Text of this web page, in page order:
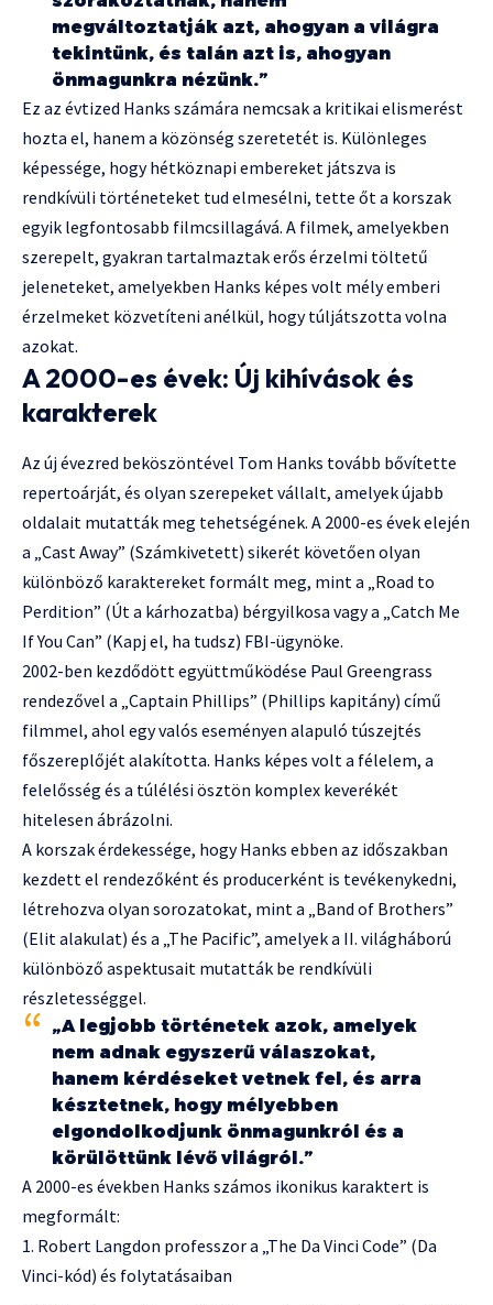
megváltoztatják azt, ahogyan a világra
tekintünk, és talán azt is, ahogyan
önmagunkra nézünk.”
Ez az évtized Hanks számára nemcsak a kritikai elismerést
hozta el, hanem a közönség szeretetét is. Különleges
képessége, hogy hétköznapi embereket játszva is
rendkívüli történeteket tud elmesélni, tette őt a korszak
egyik legfontosabb filmcsillagává. A filmek, amelyekben
szerepelt, gyakran tartalmaztak erős érzelmi töltetű
jeleneteket, amelyekben Hanks képes volt mély emberi
érzelmeket közvetíteni anélkül, hogy túljátszotta volna
azokat.
A 2000-es évek: Új kihívások és
karakterek
Az új évezred beköszöntével Tom Hanks tovább bővítette
repertoárját, és olyan szerepeket vállalt, amelyek újabb
oldalait mutatták meg tehetségének. A 2000-es évek elején
a „Cast Away” (Számkivetett) sikerét követően olyan
különböző karaktereket formált meg, mint a „Road to
Perdition” (Út a kárhozatba) bérgyilkosa vagy a „Catch Me
If You Can” (Kapj el, ha tudsz) FBI-ügynöke.
2002-ben kezdődött együttműködése Paul Greengrass
rendezővel a „Captain Phillips” (Phillips kapitány) című
filmmel, ahol egy valós eseményen alapuló túszejtés
főszereplőjét alakította. Hanks képes volt a félelem, a
felelősség és a túlélési ösztön komplex keverékét
hitelesen ábrázolni.
A korszak érdekessége, hogy Hanks ebben az időszakban
kezdett el rendezőként és producerként is tevékenykedni,
létrehozva olyan sorozatokat, mint a „Band of Brothers”
(Elit alakulat) és a „The Pacific”, amelyek a II. világháború
különböző aspektusait mutatták be rendkívüli
részletességgel.
„A legjobb történetek azok, amelyek
nem adnak egyszerű válaszokat,
hanem kérdéseket vetnek fel, és arra
késztetnek, hogy mélyebben
elgondolkodjunk önmagunkról és a
körülöttünk lévő világról.”
A 2000-es években Hanks számos ikonikus karaktert is
megformált:
Robert Langdon professzor a „The Da Vinci Code” (Da
Vinci-kód) és folytatásaiban